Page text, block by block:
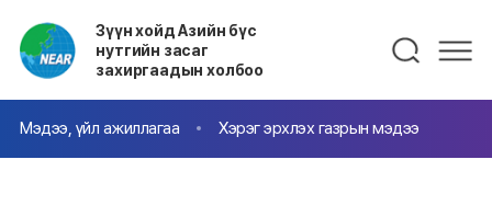
Зүүн хойд Азийн бүс
нутгийн засаг
захиргаадын холбоо
Мэдээ, үйл ажиллагаа Хэрэг эрхлэх газрын мэдээ